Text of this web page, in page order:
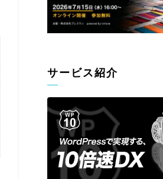
サービス紹介